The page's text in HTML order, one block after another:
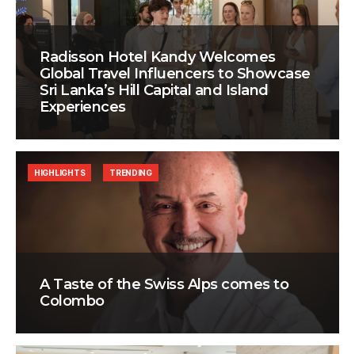
Radisson Hotel Kandy Welcomes
Global Travel Influencers to Showcase
Sri Lanka’s Hill Capital and Island
Experiences
A Taste of the Swiss Alps comes to
Colombo
HIGHLIGHTS TRENDING